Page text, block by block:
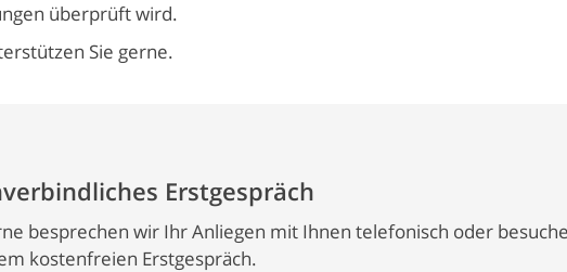
überprüft wird.
Sie gerne.
Erstgespräch
besprechen wir Ihr Anliegen mit Ihnen telefonisch oder
kostenfreien Erstgespräch.